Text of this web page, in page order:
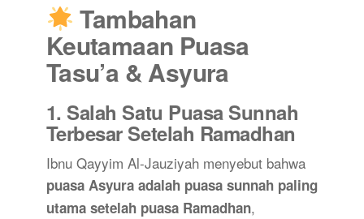
Tambahan
Keutamaan Puasa
Tasu’a & Asyura
1. Salah Satu Puasa Sunnah
Terbesar Setelah Ramadhan
Ibnu Qayyim Al-Jauziyah menyebut bahwa
puasa Asyura adalah puasa sunnah paling
utama setelah puasa Ramadhan,